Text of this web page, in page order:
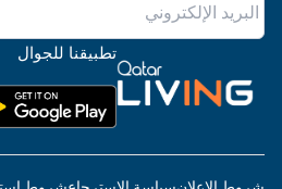
تطبيقنا للجوال